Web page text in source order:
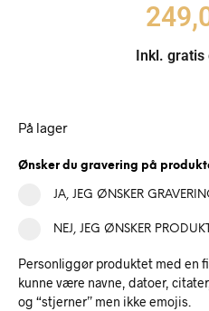
Inkl. gratis
På lager
Ønsker du gravering på
JA, JEG ØNSKER
NEJ, JEG ØNSKER
Personliggør produktet med en
kunne være navne, datoer,
og “stjerner” men ikke emojis.